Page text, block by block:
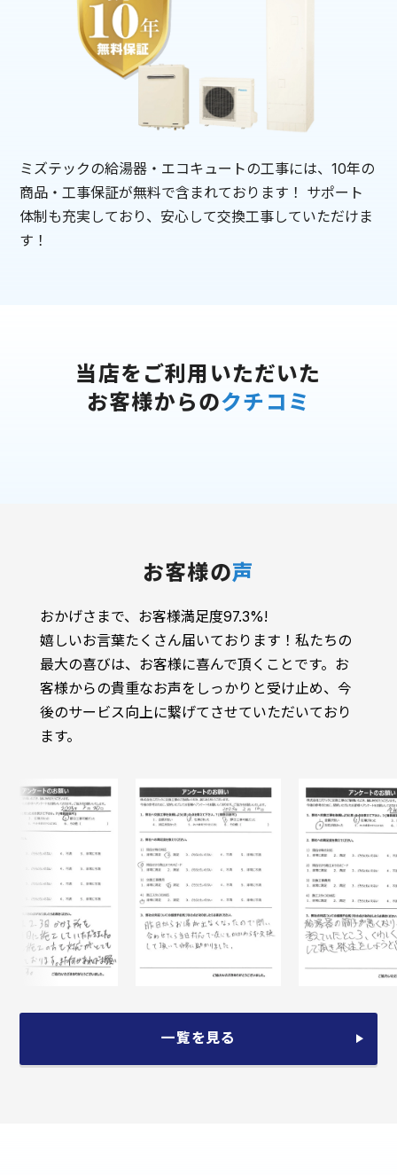
ミズテックの給湯器・エコキュートの工事には、10年の
商品・工事保証が無料で含まれております！ サポート
体制も充実しており、安心して交換工事していただけま
す！
当店をご利用いただいた
お客様からのクチコミ
お客様の声
おかげさまで、お客様満足度97.3%!
嬉しいお言葉たくさん届いております！私たちの
最大の喜びは、お客様に喜んで頂くことです。お
客様からの貴重なお声をしっかりと受け止め、今
後のサービス向上に繋げてさせていただいており
ます。
一覧を見る